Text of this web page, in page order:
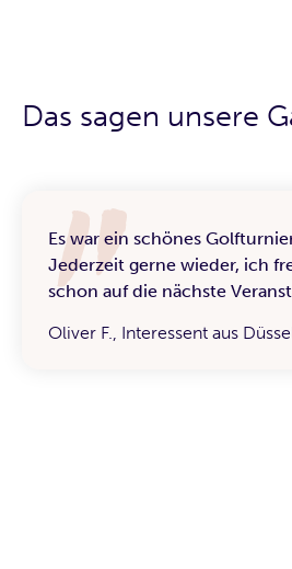
Das sagen unsere
Es war ein schönes
Jederzeit gerne wieder, ich
schon auf die nächste
Oliver F., Interessent aus